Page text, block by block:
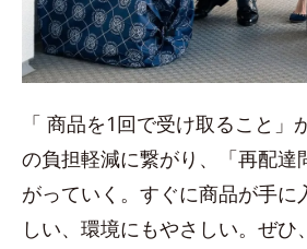
「 商品を1回で受け取ること」
の負担軽減に繋がり、「再配達
がっていく。すぐに商品が手に
しい、環境にもやさしい。ぜひ